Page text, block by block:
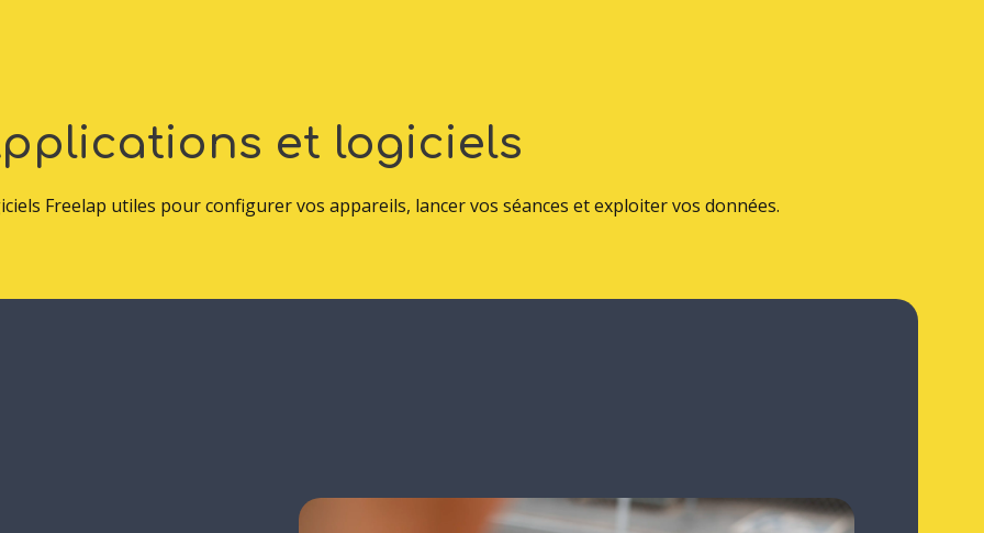
et logiciels
Freelap utiles pour configurer vos appareils, lancer vos séances et exploiter vos données.